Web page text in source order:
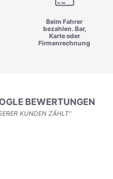
Beim Fahrer
bezahlen. Bar,
Karte oder
Firmenrechnung
BEWERTUNGEN
KUNDEN ZÄHLT"